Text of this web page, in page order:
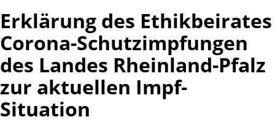
Erklärung des Ethikbeirates
Corona-Schutzimpfungen
des Landes Rheinland-Pfalz
zur aktuellen Impf-
Situation